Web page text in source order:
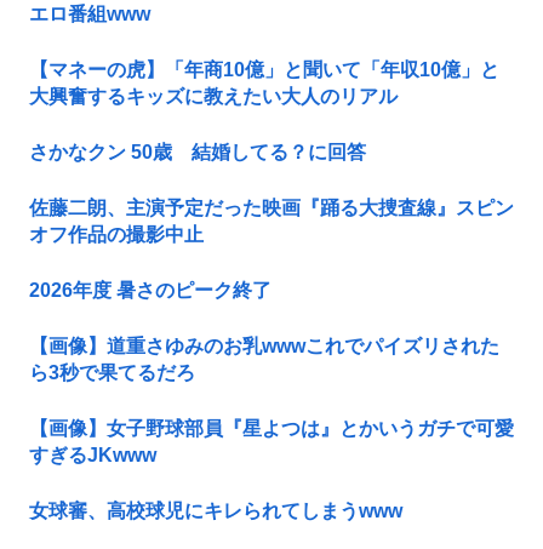
エロ番組www
【マネーの虎】「年商10億」と聞いて「年収10億」と
大興奮するキッズに教えたい大人のリアル
さかなクン 50歳 結婚してる？に回答
佐藤二朗、主演予定だった映画『踊る大捜査線』スピン
オフ作品の撮影中止
2026年度 暑さのピーク終了
【画像】道重さゆみのお乳wwwこれでパイズリされた
ら3秒で果てるだろ
【画像】女子野球部員『星よつは』とかいうガチで可愛
すぎるJKwww
女球審、高校球児にキレられてしまうwww